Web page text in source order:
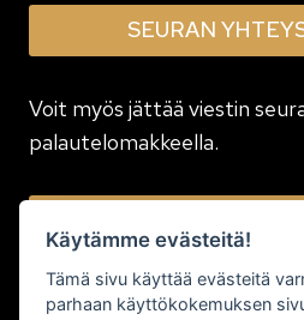
SEURAN
Voit myös jättää viestin
palautelomakkeella.
Käytämme evästeitä!
Tämä sivu käyttää evästeitä
parhaan käyttökokemuksen